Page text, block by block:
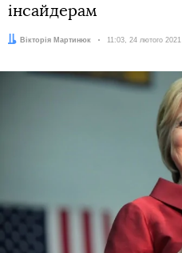
інсайдерам
Автор:Вікторія Мартинюк Дата:
11:03, 24 лютого 2021